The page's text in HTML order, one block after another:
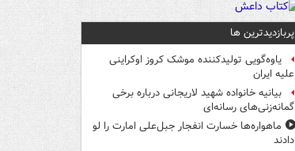
پربازدیدترین ها
یاوه‌گویی تولیدکننده موشک کروز اوکراینی
علیه ایران
بیانیه خانواده شهید لاریجانی درباره برخی
گمانه‌زنی‌های رسانه‌ای
ماهواره‌ها خسارت انفجار جبل‌علی امارت را لو
دادند